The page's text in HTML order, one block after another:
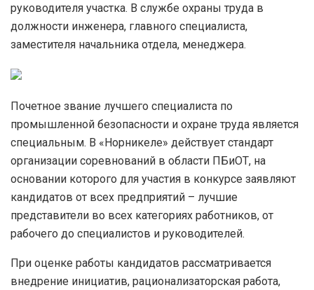
руководителя участка. В службе охраны труда в
должности инженера, главного специалиста,
заместителя начальника отдела, менеджера.
Почетное звание лучшего специалиста по
промышленной безопасности и охране труда является
специальным. В «Норникеле» действует стандарт
организации соревнований в области ПБиОТ, на
основании которого для участия в конкурсе заявляют
кандидатов от всех предприятий – лучшие
представители во всех категориях работников, от
рабочего до специалистов и руководителей.
При оценке работы кандидатов рассматривается
внедрение инициатив, рационализаторская работа,